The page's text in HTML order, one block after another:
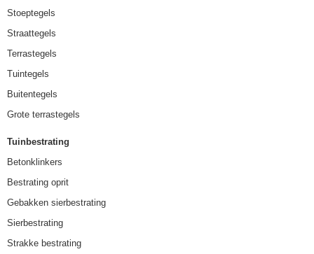
Stoeptegels
Straattegels
Terrastegels
Tuintegels
Buitentegels
Grote terrastegels
Tuinbestrating
Betonklinkers
Bestrating oprit
Gebakken sierbestrating
Sierbestrating
Strakke bestrating